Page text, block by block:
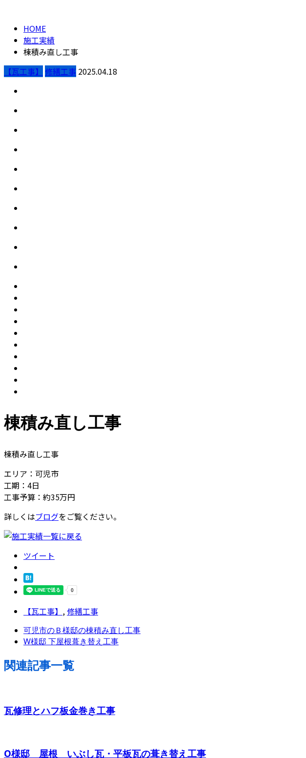
HOME
施工実績
棟積み直し工事
【瓦工事】
修繕工事 2025.04.18
棟積み直し工事
棟積み直し工事
エリア：可児市
工期：4日
工事予算：約35万円
詳しくはブログをご覧ください。
ツイート
【瓦工事】 ,修繕工事
可児市のＢ様邸の棟積み直し工事
W様邸 下屋根葺き替え工事
関連記事一覧
瓦修理とハフ板金巻き工事
O様邸 屋根 いぶし瓦・平板瓦の葺き替え工事